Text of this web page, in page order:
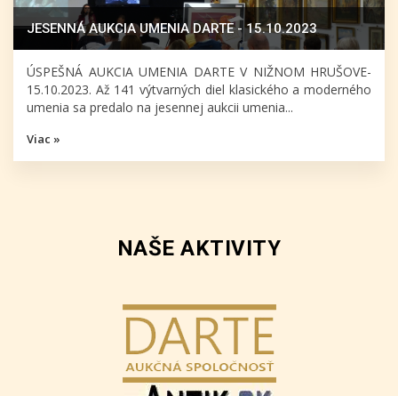
JESENNÁ AUKCIA UMENIA DARTE - 15.10.2023
ÚSPEŠNÁ AUKCIA UMENIA DARTE V NIŽNOM HRUŠOVE-
15.10.2023. Až 141 výtvarných diel klasického a moderného
umenia sa predalo na jesennej aukcii umenia...
Viac »
NAŠE AKTIVITY